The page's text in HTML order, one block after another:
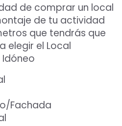
de comprar un local
de tu actividad
que tendrás que
elegir el Local
Fachada